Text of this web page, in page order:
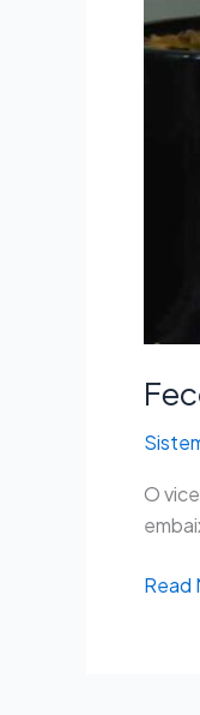
O
Read